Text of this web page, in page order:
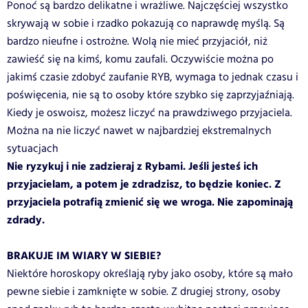
Ponoć są bardzo delikatne i wrażliwe. Najczęściej wszystko
skrywają w sobie i rzadko pokazują co naprawdę myślą. Są
bardzo nieufne i ostrożne. Wolą nie mieć przyjaciół, niż
zawieść się na kimś, komu zaufali. Oczywiście można po
jakimś czasie zdobyć zaufanie RYB, wymaga to jednak czasu i
poświęcenia, nie są to osoby które szybko się zaprzyjaźniają.
Kiedy je oswoisz, możesz liczyć na prawdziwego przyjaciela.
Można na nie liczyć nawet w najbardziej ekstremalnych
sytuacjach
Nie ryzykuj i nie zadzieraj z Rybami. Jeśli jesteś ich
przyjacielam, a potem je zdradzisz, to będzie koniec. Z
przyjaciela potrafią zmienić się we wroga. Nie zapominają
zdrady.
BRAKUJE IM WIARY W SIEBIE?
Niektóre horoskopy określają ryby jako osoby, które są mało
pewne siebie i zamknięte w sobie. Z drugiej strony, osoby